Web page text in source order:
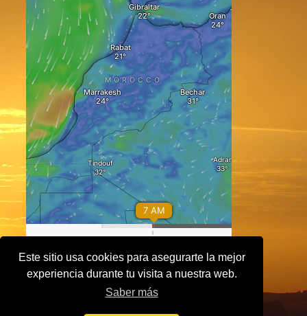
Este sitio usa cookies para asegurarte la mejor
experiencia durante tu visita a nuestra web.
Saber más